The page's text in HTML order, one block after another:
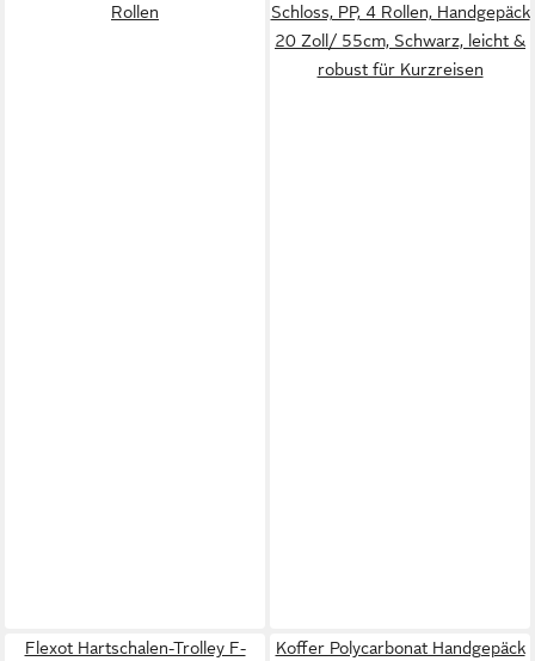
Rollen
Schloss, PP, 4 Rollen, Handgepäck
20 Zoll/ 55cm, Schwarz, leicht &
robust für Kurzreisen
Flexot Hartschalen-Trolley F-
Koffer Polycarbonat Handgepäck